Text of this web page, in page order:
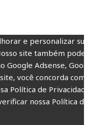
e personalizar sua
site também pode
Google Adsense,
você concorda com
Política de
nossa Política de